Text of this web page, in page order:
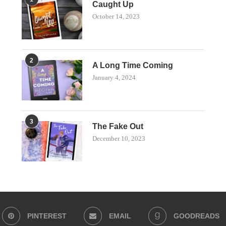
Caught Up
October 14, 2023
2
A Long Time Coming
January 4, 2024
3
The Fake Out
December 10, 2023
PINTEREST EMAIL GOODREADS